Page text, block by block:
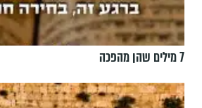
7 מילים שהן מהפכה